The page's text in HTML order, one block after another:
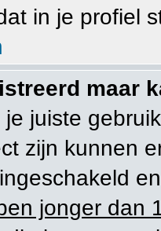
in je profiel
maar
juiste
zijn kunnen
jonger dan